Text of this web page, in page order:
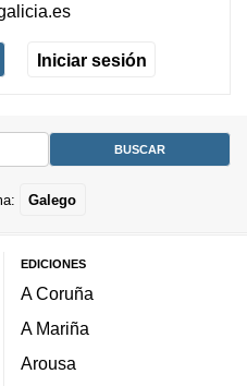
Iniciar sesión
Galego
EDICIONES
A Coruña
A Mariña
Arousa